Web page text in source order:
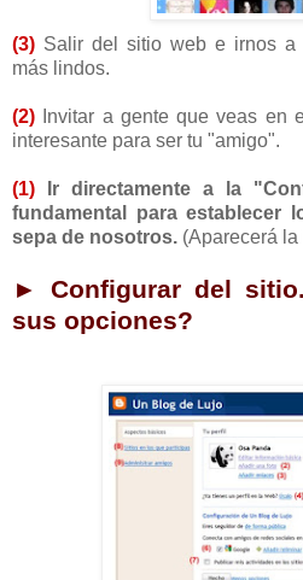
(3) Salir del sitio web e irnos a
más lindos.
(2) Invitar a gente que veas en
interesante para ser tu "amigo".
(1) Ir directamente a la
fundamental para establecer
sepa de nosotros. (Aparecerá
► Configurar del
sus opciones?